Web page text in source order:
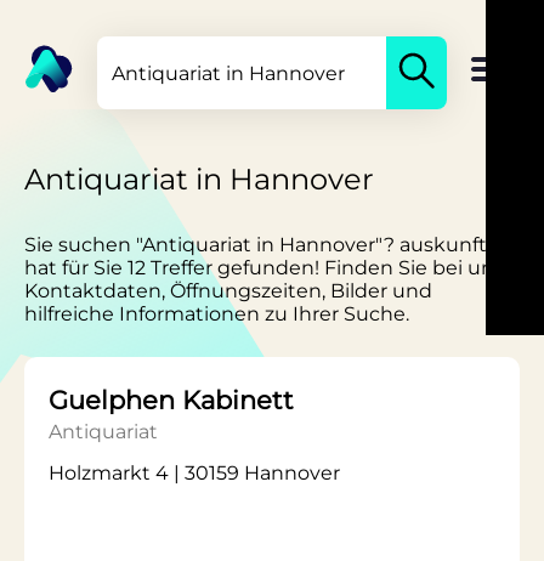
Antiquariat in Hannover
Sie suchen "Antiquariat in Hannover"? auskunft.de
hat für Sie 12 Treffer gefunden! Finden Sie bei uns
Kontaktdaten, Öffnungszeiten, Bilder und
hilfreiche Informationen zu Ihrer Suche.
Guelphen Kabinett
Antiquariat
Holzmarkt 4 | 30159 Hannover